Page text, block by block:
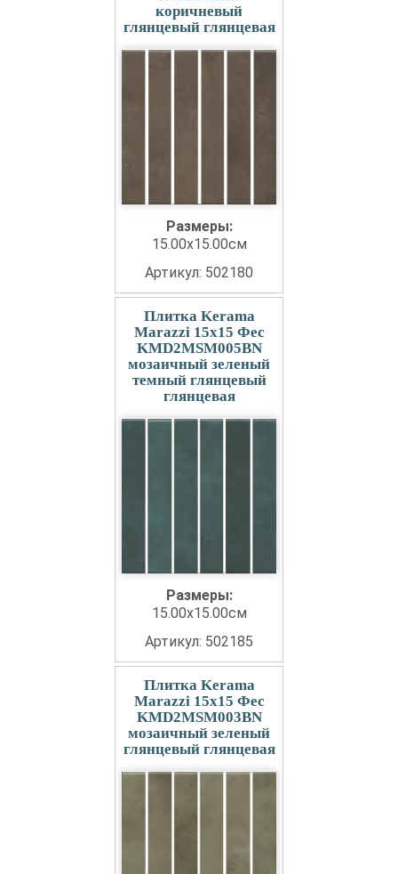
коричневый
глянцевый глянцевая
Размеры:
15.00x15.00см
Артикул: 502180
Плитка Kerama
Marazzi 15x15 Фес
KMD2MSM005BN
мозаичный зеленый
темный глянцевый
глянцевая
Размеры:
15.00x15.00см
Артикул: 502185
Плитка Kerama
Marazzi 15x15 Фес
KMD2MSM003BN
мозаичный зеленый
глянцевый глянцевая